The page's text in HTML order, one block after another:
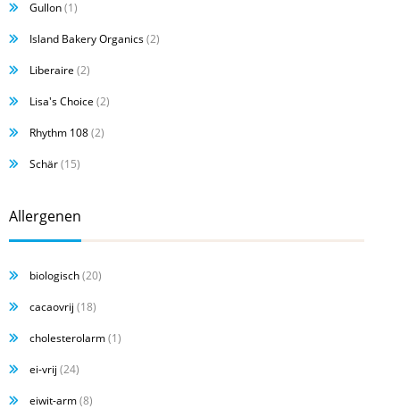
Gullon(1)
Island Bakery Organics(2)
Liberaire (2)
Lisa's Choice (2)
Rhythm 108(2)
Schär(15)
Allergenen
biologisch(20)
cacaovrij (18)
cholesterolarm(1)
ei-vrij (24)
eiwit-arm(8)